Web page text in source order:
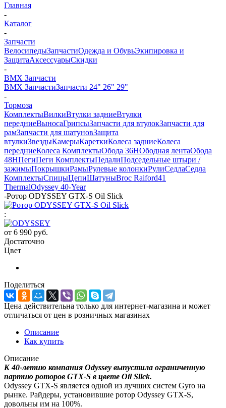
Главная
-
Каталог
-
Запчасти
ВелосипедыЗапчастиОдежда и ОбувьЭкипировка и
ЗащитаАксессуарыСкидки
-
BMX Запчасти
BMX ЗапчастиЗапчасти 24" 26" 29"
-
Тормоза
КомплектыВилкиВтулки задниеВтулки
передниеВыносаГрипсыЗапчасти для втулокЗапчасти для
рамЗапчасти для шатуновЗащита
втулкиЗвездыКамерыКареткиКолеса задниеКолеса
передниеКолеса КомплектыОбода 36HОбодная лентаОбода
48HПегиПеги КомплектыПедалиПодседельные штыри /
зажимыПокрышкиРамыРулевые колонкиРулиСедлаСедла
КомплектыСпицыЦепиШатуныBroc Raiford41
ThermalOdyssey 40-Year
-Ротор ODYSSEY GTX-S Oil Slick
:
от 6 990 руб.
Достаточно
Цвет
Поделиться
Цена действительна только для интернет-магазина и может
отличаться от цен в розничных магазинах
Описание
Как купить
Описание
К 40-летию компания Odyssey выпустила ограниченную
партию роторов GTX-S в цвете Oil Slick.
Odyssey GTX-S является одной из лучших систем Gyro на
рынке. Райдеры, установившие ротор Odyssey GTX-S,
довольны им на 100%.